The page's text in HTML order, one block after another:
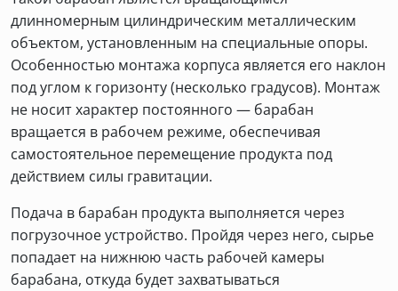
длинномерным цилиндрическим металлическим
объектом, установленным на специальные опоры.
Особенностью монтажа корпуса является его наклон
под углом к горизонту (несколько градусов). Монтаж
не носит характер постоянного — барабан
вращается в рабочем режиме, обеспечивая
самостоятельное перемещение продукта под
действием силы гравитации.
Подача в барабан продукта выполняется через
погрузочное устройство. Пройдя через него, сырье
попадает на нижнюю часть рабочей камеры
барабана, откуда будет захватываться